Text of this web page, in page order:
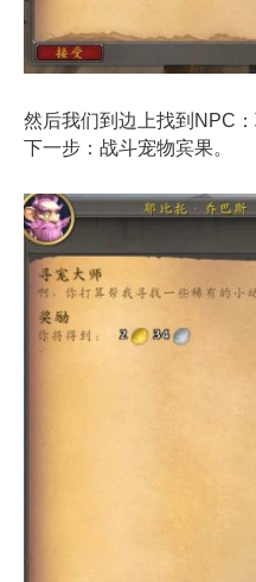
然后我们到边上找到NPC
下一步：战斗宠物宾果。